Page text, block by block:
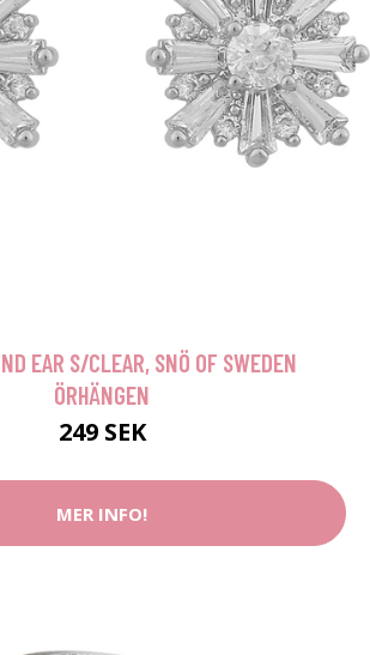
EAR S/CLEAR, SNÖ OF SWEDEN
ÖRHÄNGEN
249 SEK
MER INFO!